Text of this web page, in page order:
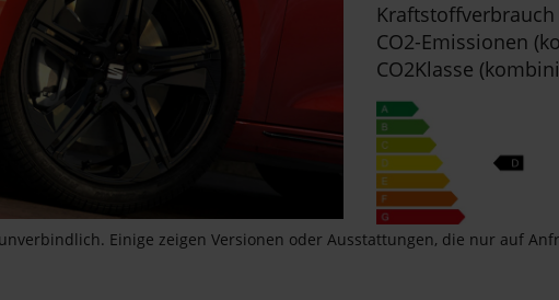
CO2-Emissionen
CO2Klasse
Einige zeigen Versionen oder Ausstattungen, die nur auf